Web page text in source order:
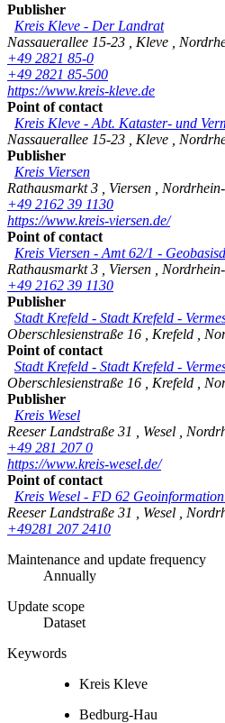
Publisher
Kreis Kleve - Der Landrat
Nassauerallee 15-23
Kleve
+49 2821 85-0
+49 2821 85-500
https://www.kreis-kleve.de
Point of contact
Kreis Kleve - Abt. Kataster- und
Nassauerallee 15-23
Kleve
Publisher
Kreis Viersen
Rathausmarkt 3
Viersen
+49 2162 39 1130
https://www.kreis-viersen.de/
Point of contact
Kreis Viersen - Amt 62/1 -
Rathausmarkt 3
Viersen
+49 2162 39 1130
Publisher
Stadt Krefeld - Stadt Krefeld -
Oberschlesienstraße 16
Krefeld
Point of contact
Stadt Krefeld - Stadt Krefeld -
Oberschlesienstraße 16
Krefeld
Publisher
Kreis Wesel
Reeser Landstraße 31
Wesel
+49 281 207 0
https://www.kreis-wesel.de/
Point of contact
Kreis Wesel - FD 62
Reeser Landstraße 31
Wesel
+49281 207 2410
Maintenance and update frequency
Annually
Update scope
Dataset
Keywords
Kreis Kleve
Bedburg-Hau